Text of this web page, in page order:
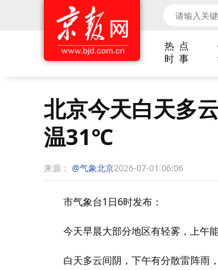
热 点
时 事
北京今天白天多
温31℃
来源： @气象北京2026-07-01 06:06
市气象台1日6时发布：
今天早晨大部分地区有轻雾，上午
白天多云间阴，下午有分散雷阵雨